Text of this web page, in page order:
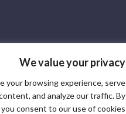
We value your privacy
your browsing experience, serve
and analyze our traffic. By
consent to our use of cookies.